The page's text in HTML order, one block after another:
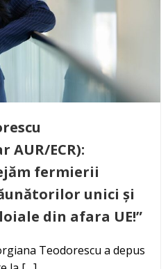
ECR):
fermierii
unici și
din afara UE!”
Teodorescu a depus